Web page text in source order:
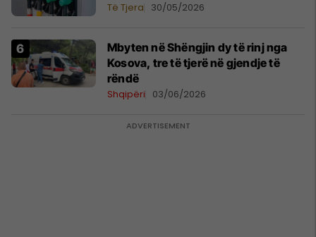
Të Tjera 30/05/2026
Mbyten në Shëngjin dy të rinj nga
Kosova, tre të tjerë në gjendje të
rëndë
Shqipëri 03/06/2026